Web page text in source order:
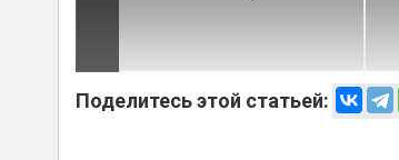
Поделитесь этой статьей: